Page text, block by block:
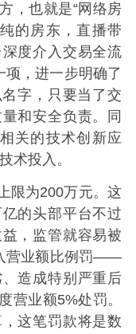
，也就是“网络房
的房东，直播带
度介入交易全流
项，进一步明确了
字，只要当了交
和安全负责。同
关的技术创新应
术投入。
限为200万元。这
的头部平台不过
，监管就容易被
营业额比例罚——
造成特别严重后
营业额5%处罚。
这笔罚款将是数